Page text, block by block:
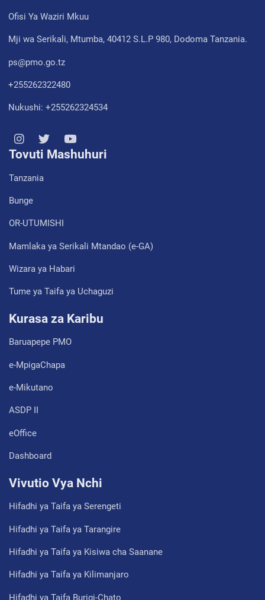
Ofisi Ya Waziri Mkuu
Mji wa Serikali, Mtumba, 40412 S.L.P 980, Dodoma Tanzania.
ps@pmo.go.tz
+255262322480
Nukushi: +255262324534
Tovuti Mashuhuri
Tanzania
Bunge
OR-UTUMISHI
Mamlaka ya Serikali Mtandao (e-GA)
Wizara ya Habari
Tume ya Taifa ya Uchaguzi
Kurasa za Karibu
Baruapepe PMO
e-MpigaChapa
e-Mikutano
ASDP II
eOffice
Dashboard
Vivutio Vya Nchi
Hifadhi ya Taifa ya Serengeti
Hifadhi ya Taifa ya Tarangire
Hifadhi ya Taifa ya Kisiwa cha Saanane
Hifadhi ya Taifa ya Kilimanjaro
Hifadhi ya Taifa Burigi-Chato